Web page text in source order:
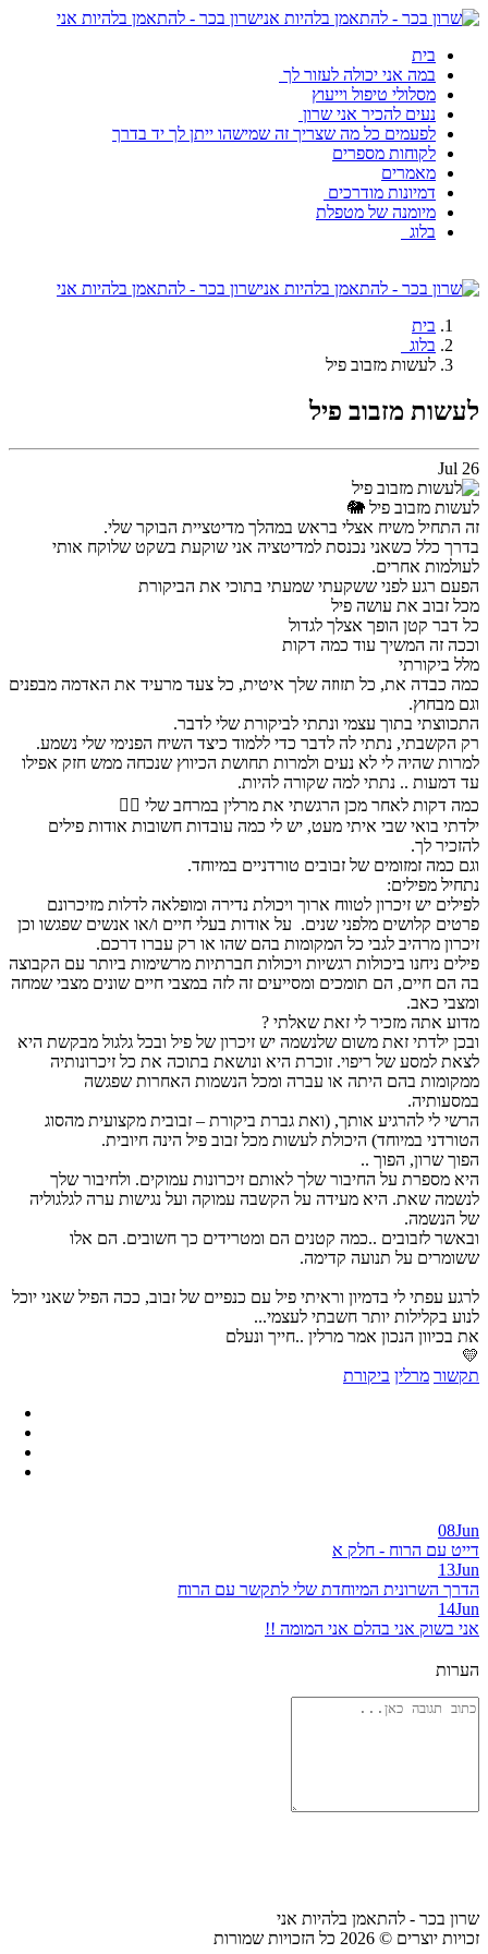
שרון בכר - להתאמן בלהיות אני
בית
במה אני יכולה לעזור לך
מסלולי טיפול וייעוץ
נעים להכיר אני שרון
לפעמים כל מה שצריך זה שמישהו ייתן לך יד בדרך
לקוחות מספרים
מאמרים
דמיונות מודרכים
מיומנה של מטפלת
בלוג
שרון בכר - להתאמן בלהיות אני
בית
בלוג
לעשות מזבוב פיל
לעשות מזבוב פיל
26
Jul
לעשות מזבוב פיל 🐘
זה התחיל משיח אצלי בראש במהלך מדיטציית הבוקר שלי.
בדרך כלל כשאני נכנסת למדיטציה אני שוקעת בשקט שלוקח אותי
לעולמות אחרים.
הפעם רגע לפני ששקעתי שמעתי בתוכי את הביקורת
מכל זבוב את עושה פיל
כל דבר קטן הופך אצלך לגדול
וככה זה המשיך עוד כמה דקות
מלל ביקורתי
כמה כבדה את, כל תזוזה שלך איטית, כל צעד מרעיד את האדמה מבפנים
וגם מבחוץ.
התכווצתי בתוך עצמי ונתתי לביקורת שלי לדבר.
רק הקשבתי, נתתי לה לדבר כדי ללמוד כיצד השיח הפנימי שלי נשמע.
למרות שהיה לי לא נעים ולמרות תחושת הכיווץ שנכחה ממש חזק אפילו
עד דמעות .. נתתי למה שקורה להיות.
כמה דקות לאחר מכן הרגשתי את מרלין במרחב שלי 🧙‍♂️
ילדתי בואי שבי איתי מעט, יש לי כמה עובדות חשובות אודות פילים
להזכיר לך.
וגם כמה זמזומים של זבובים טורדניים במיוחד.
נתחיל מפילים:
לפילים יש זיכרון לטווח ארוך ויכולת נדירה ומופלאה לדלות מזיכרונם
פרטים קלושים מלפני שנים. על אודות בעלי חיים ו/או אנשים שפגשו וכן
זיכרון מרהיב לגבי כל המקומות בהם שהו או רק עברו דרכם.
פילים ניחנו ביכולות רגשיות ויכולות חברתיות מרשימות ביותר עם הקבוצה
בה הם חיים, הם תומכים ומסייעים זה לזה במצבי חיים שונים מצבי שמחה
ומצבי כאב.
מדוע אתה מזכיר לי זאת שאלתי ?
ובכן ילדתי זאת משום שלנשמה יש זיכרון של פיל ובכל גלגול מבקשת היא
לצאת למסע של ריפוי. זוכרת היא ונושאת בתוכה את כל זיכרונותיה
ממקומות בהם היתה או עברה ומכל הנשמות האחרות שפגשה
במסעותיה.
הרשי לי להרגיע אותך, (ואת גברת ביקורת – זבובית מקצועית מהסוג
הטורדני במיוחד) היכולת לעשות מכל זבוב פיל הינה חיובית.
הפוך שרון, הפוך ..
היא מספרת על החיבור שלך לאותם זיכרונות עמוקים. ולחיבור שלך
לנשמה שאת. היא מעידה על הקשבה עמוקה ועל נגישות ערה לגלגוליה
של הנשמה.
ובאשר לזבובים ..כמה קטנים הם ומטרידים כך חשובים. הם אלו
ששומרים על תנועה קדימה.
לרגע עפתי לי בדמיון וראיתי פיל עם כנפיים של זבוב, ככה הפיל שאני יוכל
לנוע בקלילות יותר חשבתי לעצמי...
את בכיוון הנכון אמר מרלין ..חייך ונעלם
💛
תקשור מרלין ביקורת
08Jun
דייט עם הרוח - חלק א
13Jun
הדרך השרונית המיוחדת שלי לתקשר עם הרוח
14Jun
אני בשוק אני בהלם אני המומה !!
הערות
שרון בכר - להתאמן בלהיות אני
זכויות יוצרים © 2026 כל הזכויות שמורות